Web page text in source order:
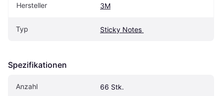
Hersteller 3M
Typ Sticky Notes
Spezifikationen
Anzahl 66 Stk.